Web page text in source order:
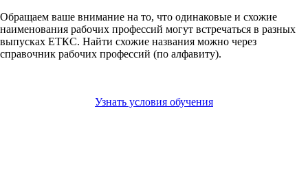
Обращаем ваше внимание на то, что одинаковые и схожие
наименования рабочих профессий могут встречаться в разных
выпусках ЕТКС. Найти схожие названия можно через
справочник рабочих профессий (по алфавиту).
Узнать условия обучения